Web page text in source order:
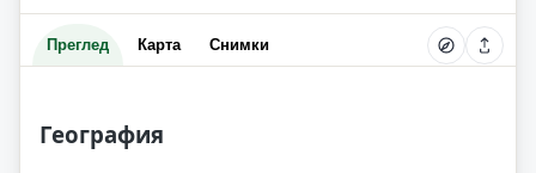
Преглед Карта Снимки
География